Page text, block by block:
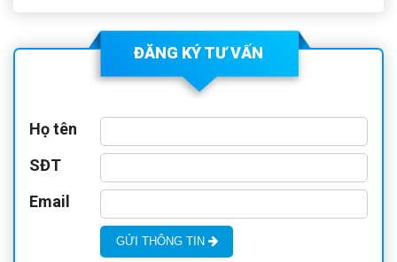
ĐĂNG KÝ TƯ VẤN
Họ tên
SĐT
Email
GỬI THÔNG TIN